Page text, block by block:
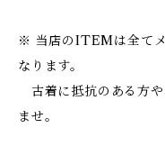
※ 当店のITEMは全てメ
なります。
古着に抵抗のある方
ませ。